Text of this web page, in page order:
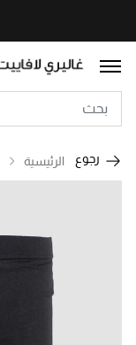
رجوع الرئيسية